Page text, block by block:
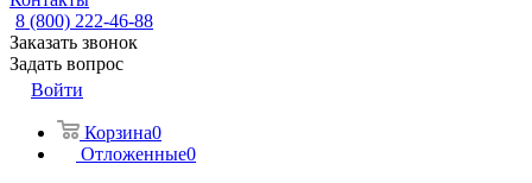
8 (800) 222-46-88
Заказать звонок
Задать вопрос
Войти
Корзина0
Отложенные0